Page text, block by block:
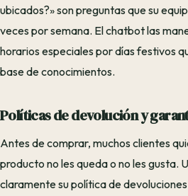
ubicados?» son preguntas que su
veces por semana. El chatbot las
horarios especiales por días festivos
base de conocimientos.
Políticas de devolución y
Antes de comprar, muchos clientes
producto no les queda o no les gusta.
claramente su política de